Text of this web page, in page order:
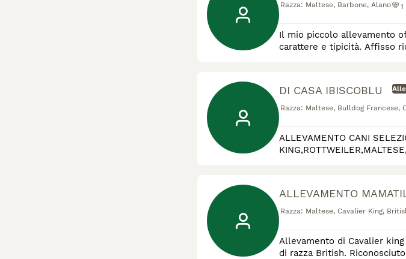
Razza: Maltese, Barbone, Alano 1
Il mio piccolo allevamento
carattere e tipicità. Affisso
DI CASA IBISCOBLU
Razza: Maltese, Bulldog Francese,
ALLEVAMENTO CANI
ALLEVAMENTO
Razza: Maltese, Cavalier King,
Allevamento di Cavalier
di razza British.